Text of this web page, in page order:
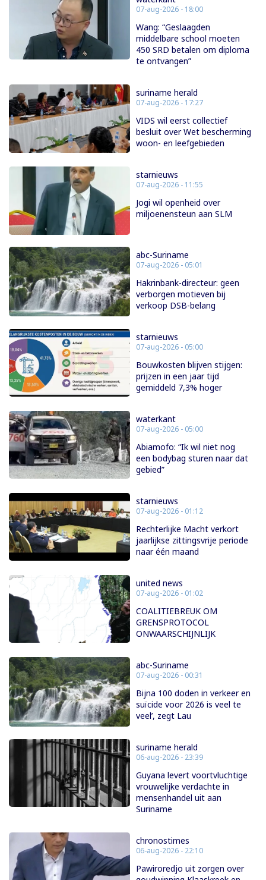
07-aug-2026 - 18:00
Wang: “Geslaagden
middelbare school moeten
450 SRD betalen om diploma
te ontvangen”
suriname herald
07-aug-2026 - 17:27
VIDS wil eerst collectief
besluit over Wet bescherming
woon- en leefgebieden
starnieuws
07-aug-2026 - 11:55
Jogi wil openheid over
miljoenensteun aan SLM
abc-Suriname
07-aug-2026 - 05:01
Hakrinbank-directeur: geen
verborgen motieven bij
verkoop DSB-belang
starnieuws
07-aug-2026 - 05:00
Bouwkosten blijven stijgen:
prijzen in een jaar tijd
gemiddeld 7,3% hoger
waterkant
07-aug-2026 - 05:00
Abiamofo: “Ik wil niet nog
een bodybag sturen naar dat
gebied”
starnieuws
07-aug-2026 - 01:12
Rechterlijke Macht verkort
jaarlijkse zittingsvrije periode
naar één maand
united news
07-aug-2026 - 01:02
COALITIEBREUK OM
GRENSPROTOCOL
ONWAARSCHIJNLIJK
abc-Suriname
07-aug-2026 - 00:31
Bijna 100 doden in verkeer en
suïcide voor 2026 is veel te
veel’, zegt Lau
suriname herald
06-aug-2026 - 23:39
Guyana levert voortvluchtige
vrouwelijke verdachte in
mensenhandel uit aan
Suriname
chronostimes
06-aug-2026 - 22:10
Pawiroredjo uit zorgen over